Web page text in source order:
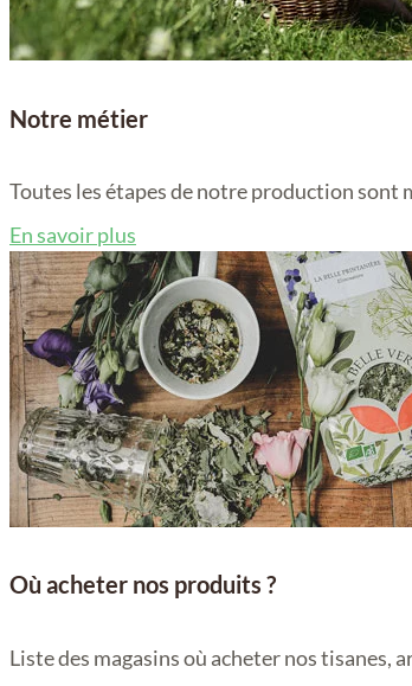
Notre métier
Toutes les étapes de notre production sont
En savoir plus
Où acheter nos produits ?
Liste des magasins où acheter nos tisanes,